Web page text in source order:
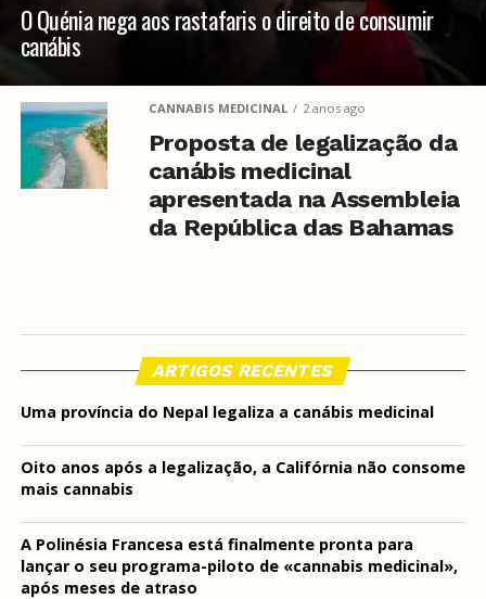
O Quénia nega aos rastafaris o direito de consumir
canábis
CANNABIS MEDICINAL 2 anos ago
Proposta de legalização da
canábis medicinal
apresentada na Assembleia
da República das Bahamas
ARTIGOS RECENTES
Uma província do Nepal legaliza a canábis medicinal
Oito anos após a legalização, a Califórnia não consome
mais cannabis
A Polinésia Francesa está finalmente pronta para
lançar o seu programa-piloto de «cannabis medicinal»,
após meses de atraso